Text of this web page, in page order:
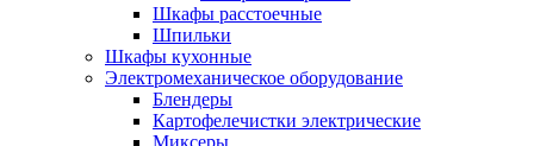
Шкафы расстоечные
Шпильки
Шкафы кухонные
Электромеханическое оборудование
Блендеры
Картофелечистки электрические
Миксеры